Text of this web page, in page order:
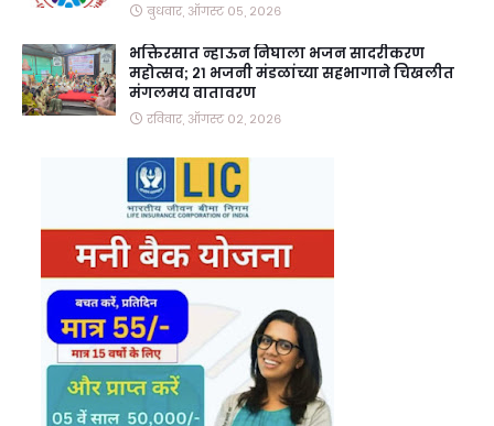
बुधवार, ऑगस्ट ०५, २०२६
भक्तिरसात न्हाऊन निघाला भजन सादरीकरण
महोत्सव; २१ भजनी मंडळांच्या सहभागाने चिखलीत
मंगलमय वातावरण
रविवार, ऑगस्ट ०२, २०२६